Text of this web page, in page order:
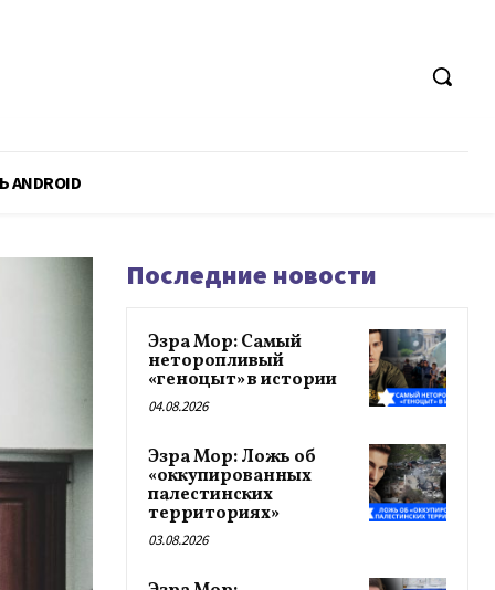
ANDROID
Последние новости
Эзра Мор: Самый
неторопливый
«геноцыт» в истории
04.08.2026
Эзра Мор: Ложь об
«оккупированных
палестинских
территориях»
03.08.2026